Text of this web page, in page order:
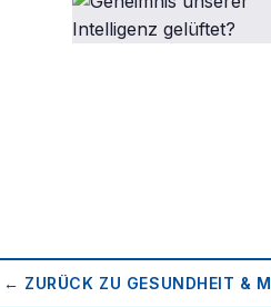
← ZURÜCK ZU GESUNDHEIT &